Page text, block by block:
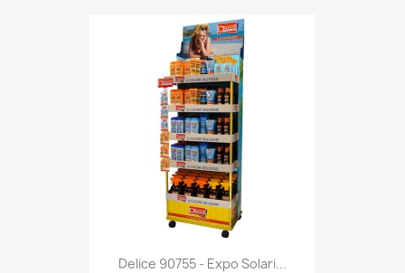
Anteprima
Delice 90755 - Expo Solari...